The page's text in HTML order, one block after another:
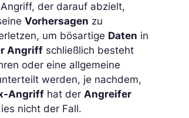
der darauf abzielt,
Vorhersagen zu
um bösartige Daten in
Angriff schließlich besteht
oder eine allgemeine
werden, je nachdem,
Angriff hat derAngreifer
nicht der Fall.